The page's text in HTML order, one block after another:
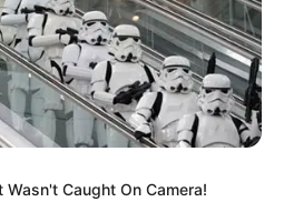
Justicia de Medellín, cuando
con la Policía e intentó
, situación que desembocó en
menor herida.
pidiendo dinero a unos
realizando elrecorrido
de la Policía Nacional para
Caught On Camera!